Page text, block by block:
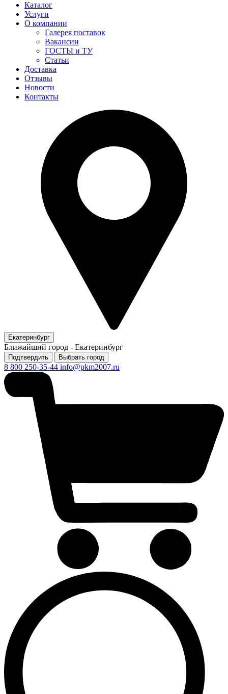
Каталог
Услуги
О компании
Галерея поставок
Вакансии
ГОСТЫ и ТУ
Статьи
Доставка
Отзывы
Новости
Контакты
Екатеринбург
Ближайший город - Екатеринбург
Подтвердить Выбрать город
8 800 250-35-44 info@pkm2007.ru